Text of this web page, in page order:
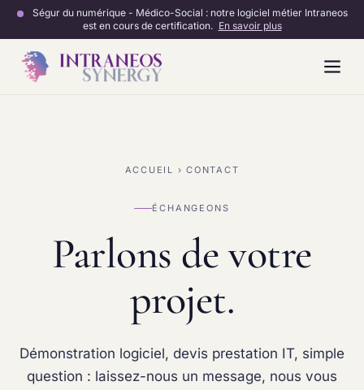
Ségur du numérique - Médico-Social : notre logiciel métier Intraneos
est en cours de certification. En savoir plus
LOGICIEL & DÉVELOPPEMENT
Formations & Accompagnement
ACCUEIL › CONTACT
ÉCHANGEONS
Parlons de votre
projet.
Démonstration logiciel, devis prestation IT, simple
question : laissez-nous un message, nous vous